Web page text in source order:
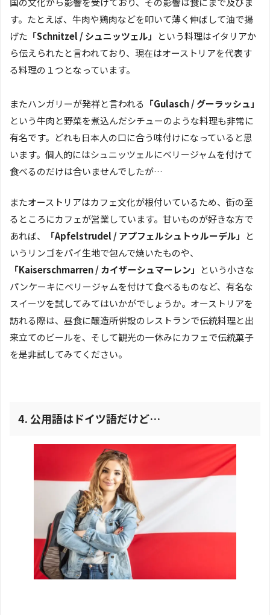
す。たとえば、牛肉や鶏肉などを叩いて薄く伸ばして油で揚
げた 「Schnitzel / シュニッツェル」
という料理はイタリアか
ら伝えられたと言われており、現在はオーストリアを代表す
る料理の１つとなっています。
またハンガリーが発祥と言われる 「Gulasch / グーラッシュ」
という牛肉と野菜を煮込んだシチューのような料理も非常に
有名です。どれも日本人の口に合う味付けになっていると思
います。個人的にはシュニッツェルにベリージャムを付けて
食べるのだけは合いませんでしたが…
またオーストリアはカフェ文化が根付いているため、街の至
るところにカフェが営業しています。甘いものが好きな方で
あれば、
「Apfelstrudel / アプフェルシュトゥルーデル」
と
いうリンゴをパイ生地で包んで焼いたものや、
「Kaiserschmarren / カイザーシュマーレン」
という小さな
パンケーキにベリージャムを付けて食べるものなど、有名な
スイーツを試してみてはいかがでしょうか。オーストリアを
訪れる際は、昼食に醸造所併設のレストランで伝統料理と出
来立てのビールを、そして観光の一休みにカフェで伝統菓子
を是非試してみてください。
4. 公用語はドイツ語だけど…